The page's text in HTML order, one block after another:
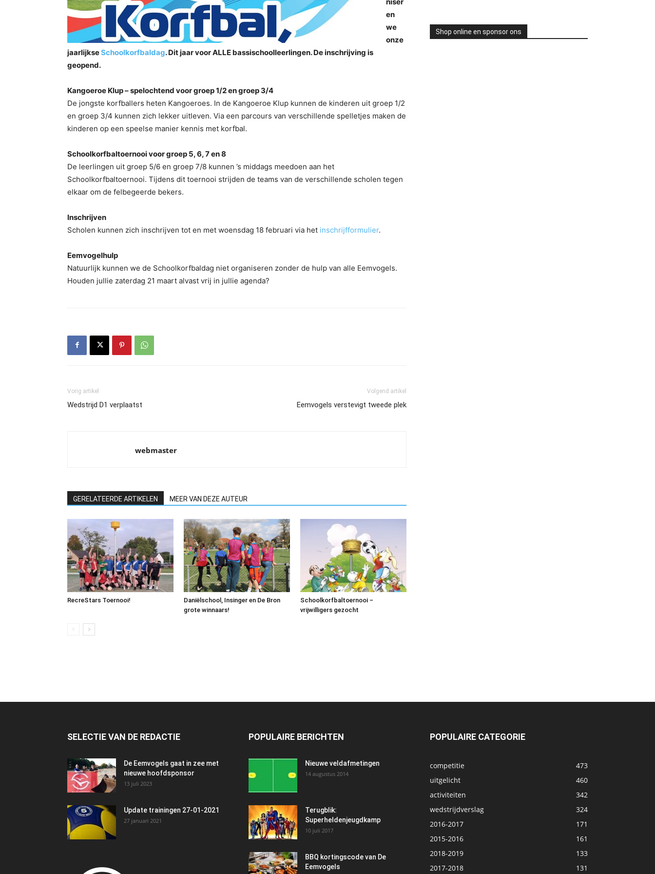
en
we
onze
jaarlijkseSchoolkorfbaldag. Dit jaar voor ALLE bassischoolleerlingen. De inschrijving is
geopend.
Kangoeroe Klup – spelochtend voor groep 1/2 en groep 3/4
De jongste korfballers heten Kangoeroes. In de Kangoeroe Klup kunnen de kinderen uit groep 1/2
en groep 3/4 kunnen zich lekker uitleven. Via een parcours van verschillende spelletjes maken de
kinderen op een speelse manier kennis met korfbal.
Schoolkorfbaltoernooi voor groep 5, 6, 7 en 8
De leerlingen uit groep 5/6 en groep 7/8 kunnen ’s middags meedoen aan het
Schoolkorfbaltoernooi. Tijdens dit toernooi strijden de teams van de verschillende scholen tegen
elkaar om de felbegeerde bekers.
Inschrijven
Scholen kunnen zich inschrijven tot en met woensdag 18 februari via het inschrijfformulier.
Eemvogelhulp
Natuurlijk kunnen we de Schoolkorfbaldag niet organiseren zonder de hulp van alle Eemvogels.
Houden jullie zaterdag 21 maart alvast vrij in jullie agenda?
Vorig artikel
Wedstrijd D1 verplaatst
Volgend artikel
Eemvogels verstevigt tweede plek
webmaster
GERELATEERDE ARTIKELEN MEER VAN DEZE AUTEUR
RecreStars Toernooi!
Daniëlschool, Insinger en De Bron
grote winnaars!
Schoolkorfbaltoernooi –
vrijwilligers gezocht
Shop online en sponsor ons
SELECTIE VAN DE REDACTIE
De Eemvogels gaat in zee met
nieuwe hoofdsponsor
13 juli 2023
Update trainingen 27-01-2021
27 januari 2021
POPULAIRE BERICHTEN
Nieuwe veldafmetingen
14 augustus 2014
Terugblik:
Superheldenjeugdkamp
10 juli 2017
BBQ kortingscode van De
Eemvogels
POPULAIRE CATEGORIE
competitie
473
uitgelicht
460
activiteiten
342
wedstrijdverslag
324
2016-2017
171
2015-2016
161
2018-2019
133
2017-2018
131